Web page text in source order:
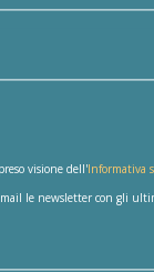
visione dell'Informativa
le newsletter con gli